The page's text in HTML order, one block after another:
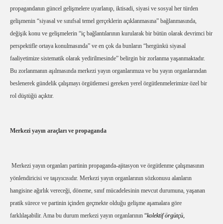
propagandanın güncel gelişmelere uyarlanıp, iktisadi, siyasi ve sosyal her türden
gelişmenin “siyasal ve sınıfsal temel gerçeklerin açıklanmasına” bağlanmasında,
değişik konu ve gelişmelerin “iç bağlantılarının kurularak bir bütün olarak devrimci bir
perspektifle ortaya konulmasında” ve en çok da bunların “hergünkü siyasal
faaliyetimize sistematik olarak yedirilmesinde” belirgin bir zorlanma yaşanmaktadır.
Bu zorlanmanın aşılmasında merkezi yayın organlarımıza ve bu yayın organlarından
beslenerek gündelik çalışmayı örgütlemesi gereken yerel örgütlenmelerimize özel bir
rol düştüğü açıktır.
Merkezi yayın araçları ve propaganda
Merkezi yayın organları partinin propaganda-ajitasyon ve örgütlenme çalışmasının
yönlendiricisi ve taşıyıcısıdır. Merkezi yayın organlarının sözkonusu alanların
hangisine ağırlık vereceği, döneme, sınıf mücadelesinin mevcut durumuna, yaşanan
pratik sürece ve partinin içinden geçmekte olduğu gelişme aşamalara göre
farklılaşabilir. Ama bu durum merkezi yayın organlarının “kolektif örgütçü,